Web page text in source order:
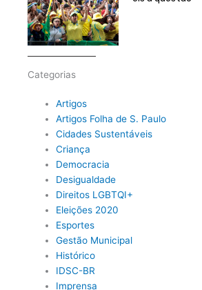
Categorias
Artigos
Artigos Folha de S. Paulo
Cidades Sustentáveis
Criança
Democracia
Desigualdade
Direitos LGBTQI+
Eleições 2020
Esportes
Gestão Municipal
Histórico
IDSC-BR
Imprensa